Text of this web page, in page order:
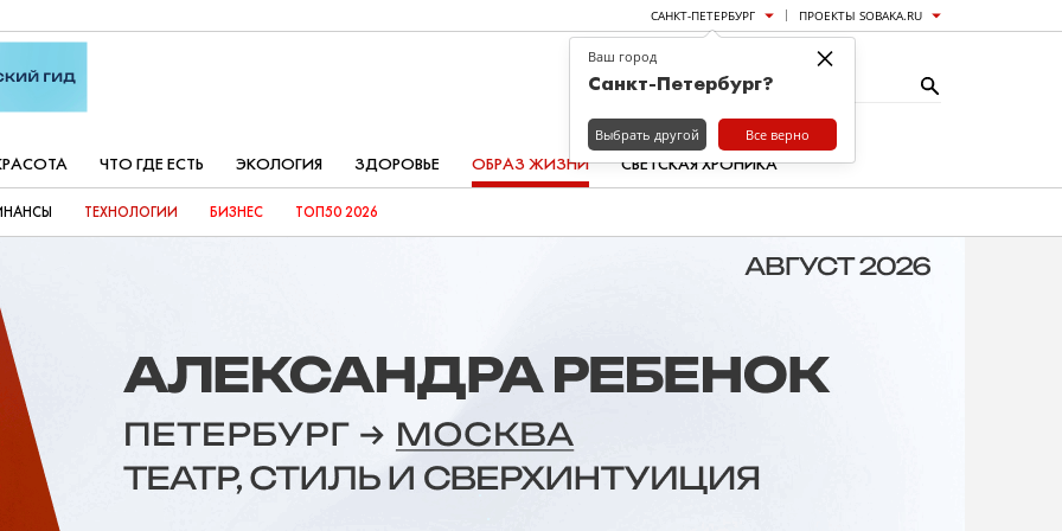
САНКТ-ПЕТЕРБУРГ ПРОЕКТЫ SOBAKA.RU
ЧТО ГДЕ ЕСТЬ ЭКОЛОГИЯ ЗДОРОВЬЕ ОБРАЗ ЖИЗНИ СВЕТСКАЯ ХРОНИКА
ТЕХНОЛОГИИ БИЗНЕС ТОП50 2026
×
Ваш город
Санкт-Петербург?
Выбрать другой Все верно